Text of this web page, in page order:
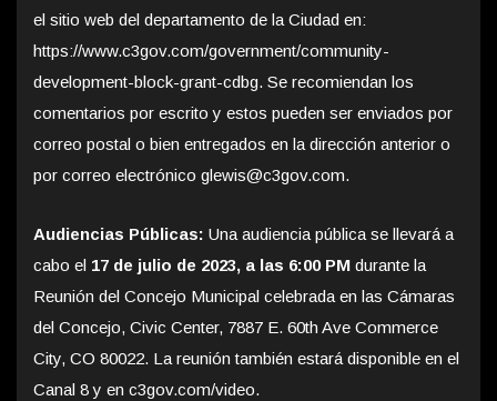
el sitio web del departamento de la Ciudad en:
https://www.c3gov.com/government/community-
development-block-grant-cdbg. Se recomiendan los
comentarios por escrito y estos pueden ser enviados por
correo postal o bien entregados en la dirección anterior o
por correo electrónico glewis@c3gov.com.
Audiencias Públicas: Una audiencia pública se llevará a
cabo el 17 de julio de 2023, a las 6:00 PM durante la
Reunión del Concejo Municipal celebrada en las Cámaras
del Concejo, Civic Center, 7887 E. 60th Ave Commerce
City, CO 80022. La reunión también estará disponible en el
Canal 8 y en c3gov.com/video.